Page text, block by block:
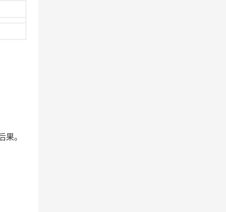
果。